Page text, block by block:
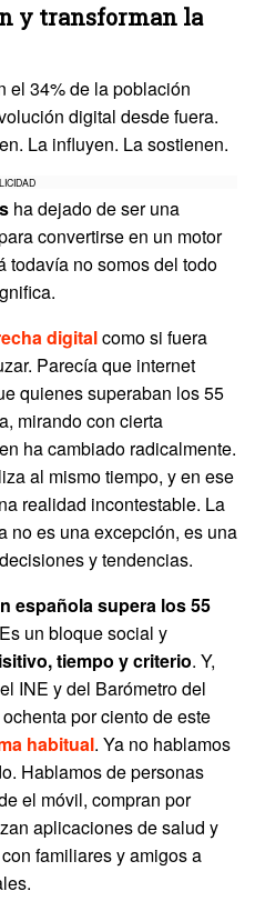
y transforman la
el 34% de la población
digital desde fuera.
La influyen. La sostienen.
ha dejado de ser una
convertirse en un motor
todavía no somos del todo
digitalcomo si fuera
Parecía que internet
quienes superaban los 55
mirando con cierta
ha cambiado radicalmente.
al mismo tiempo, y en ese
realidad incontestable. La
no es una excepción, es una
y tendencias.
española supera los 55
un bloque social y
tiempo y criterio. Y,
INE y del Barómetro del
por ciento de este
habitual. Ya no hablamos
Hablamos de personas
el móvil, compran por
aplicaciones de salud y
familiares y amigos a